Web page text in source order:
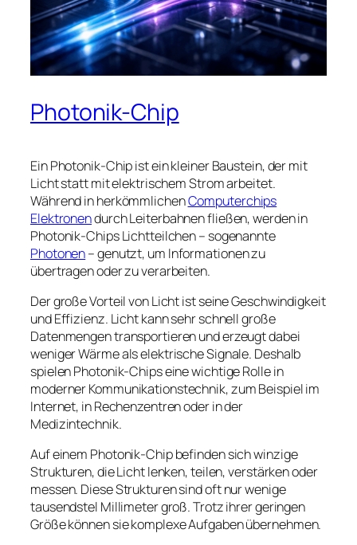
Photonik-Chip
Ein Photonik-Chip ist ein kleiner Baustein, der mit
Licht statt mit elektrischem Strom arbeitet.
Während in herkömmlichenComputerchips
Elektronendurch Leiterbahnen fließen, werden in
Photonik-Chips Lichtteilchen – sogenannte
Photonen– genutzt, um Informationen zu
übertragen oder zu verarbeiten.
Der große Vorteil von Licht ist seine Geschwindigkeit
und Effizienz. Licht kann sehr schnell große
Datenmengen transportieren und erzeugt dabei
weniger Wärme als elektrische Signale. Deshalb
spielen Photonik-Chips eine wichtige Rolle in
moderner Kommunikationstechnik, zum Beispiel im
Internet, in Rechenzentren oder in der
Medizintechnik.
Auf einem Photonik-Chip befinden sich winzige
Strukturen, die Licht lenken, teilen, verstärken oder
messen. Diese Strukturen sind oft nur wenige
tausendstel Millimeter groß. Trotz ihrer geringen
Größe können sie komplexe Aufgaben übernehmen.